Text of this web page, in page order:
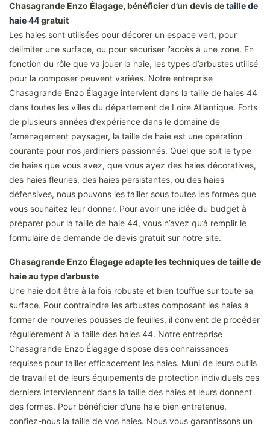
Chasagrande Enzo Élagage, bénéficier d’un devis detaille de
haie 44gratuit
Les haies sont utilisées pour décorer un espace vert, pour
délimiter une surface, ou pour sécuriser l’accès à une zone. En
fonction du rôle que va jouer la haie, les types d’arbustes utilisé
pour la composer peuvent variées. Notre entreprise
Chasagrande Enzo Élagage intervient dans la taille de haies 44
dans toutes les villes du département de Loire Atlantique. Forts
de plusieurs années d’expérience dans le domaine de
l’aménagement paysager, la taille de haie est une opération
courante pour nos jardiniers passionnés. Quel que soit le type
de haies que vous avez, que vous ayez des haies décoratives,
des haies fleuries, des haies persistantes, ou des haies
défensives, nous pouvons les tailler sous toutes les formes que
vous souhaitez leur donner. Pour avoir une idée du budget à
préparer pour la taille de haie 44, vous n’avez qu’à remplir le
formulaire de demande de devis gratuit sur notre site.
Chasagrande Enzo Élagage adapte les techniques de taille de
haie au type d’arbuste
Une haie doit être à la fois robuste et bien touffue sur toute sa
surface. Pour contraindre les arbustes composant les haies à
former de nouvelles pousses de feuilles, il convient de procéder
régulièrement à la taille des haies 44. Notre entreprise
Chasagrande Enzo Élagage dispose des connaissances
requises pour tailler efficacement les haies. Muni de leurs outils
de travail et de leurs équipements de protection individuels ces
derniers interviennent dans la taille des haies et leurs donnent
des formes. Pour bénéficier d’une haie bien entretenue,
confiez-nous la taille de vos haies. Nous vous garantissons un